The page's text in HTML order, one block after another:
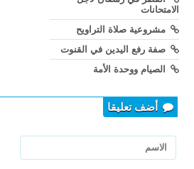
الامتحانات
مشروعية صلاة التراويح
صفة رفع اليدين في القنوت
الصيام ووحدة الأمة
أضف تعليقا